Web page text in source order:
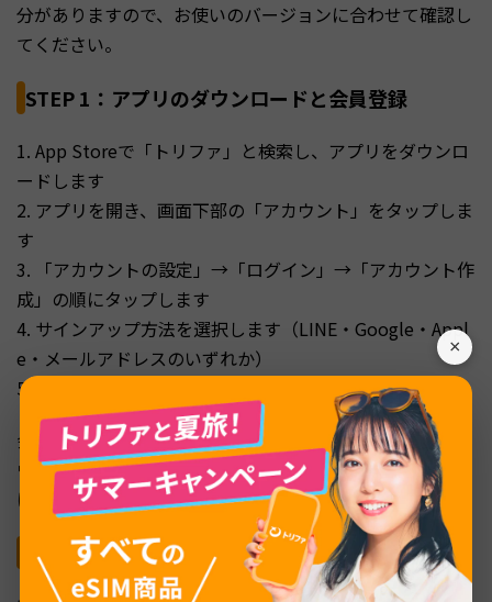
×
分がありますので、お使いのバージョンに合わせて確認し
てください。
STEP 1：アプリのダウンロードと会員登録
1. App Storeで「トリファ」と検索し、アプリをダウンロ
ードします
2. アプリを開き、画面下部の「アカウント」をタップしま
す
3. 「アカウントの設定」→「ログイン」→「アカウント作
成」の順にタップします
4. サインアップ方法を選択します（LINE・Google・Appl
e・メールアドレスのいずれか）
5. 必要な会員情報を入力して登録を完了します
会員登録は1〜2分で完了します。Apple IDやGoogleアカ
ウントでサインアップすると、パスワード入力の手間を省
けます。
STEP 2：プランの購入